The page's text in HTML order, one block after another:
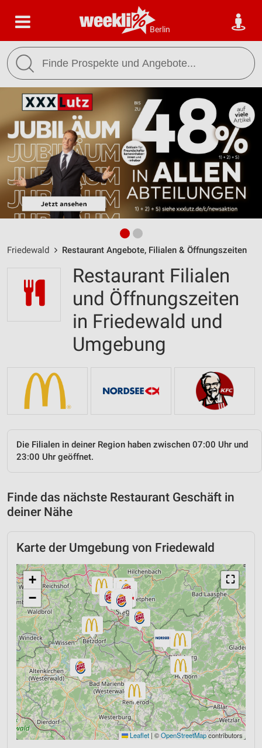
Berlin
Friedewald Restaurant Angebote, Filialen & Öffnungszeiten
Restaurant Filialen
und Öffnungszeiten
in Friedewald und
Umgebung
Die Filialen in deiner Region haben zwischen 07:00 Uhr und
23:00 Uhr geöffnet.
Finde das nächste Restaurant Geschäft in
deiner Nähe
Karte der Umgebung von Friedewald
⛶
+
−
Leaflet | ©OpenStreetMapcontributors